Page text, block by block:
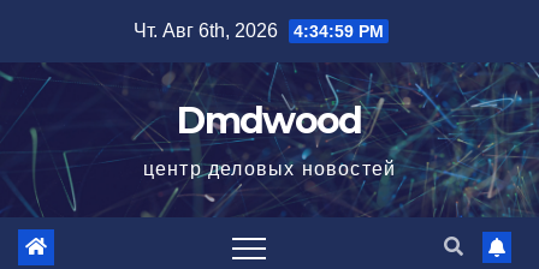
содержимому
Чт. Авг 6th, 2026 4:35:00 PM
Dmdwood
центр деловых новостей